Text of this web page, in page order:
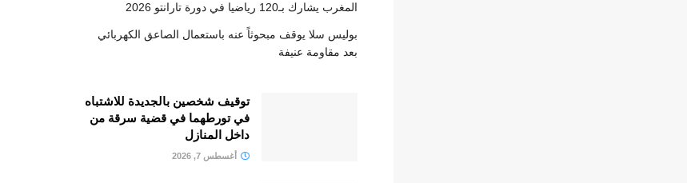
المغرب يشارك بـ120 رياضيا في دورة تارانتو 2026
بوليس سلا يوقف مبحوثاً عنه باستعمال الصاعق الكهربائي
بعد مقاومة عنيفة
توقيف شخصين بالجديدة للاشتباه
في تورطهما في قضية سرقة من
داخل المنازل
أغسطس 7, 2026